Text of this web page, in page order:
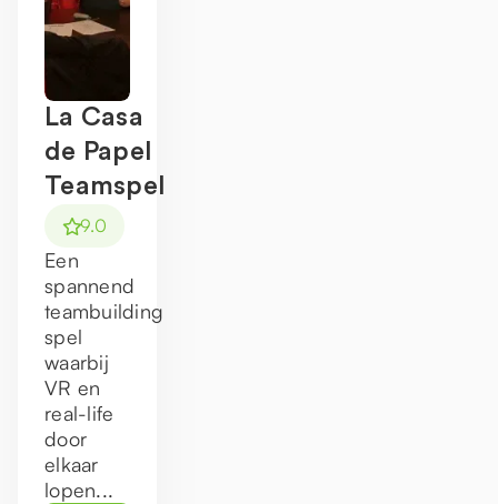
La Casa
de Papel
Teamspel
9.0
Een
spannend
teambuilding
spel
waarbij
VR en
real-life
door
elkaar
lopen...